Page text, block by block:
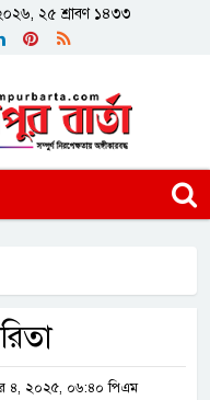
২৫ শ্রাবণ ১৪৩৩
৪, ২০২৫, ০৬:৪০ পিএম